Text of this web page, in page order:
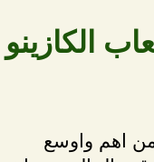
الكازينو
اهم واوسع